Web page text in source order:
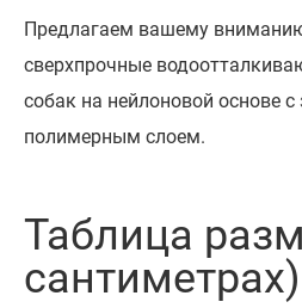
Предлагаем вашему
сверхпрочные
собак на нейлоновой основе
полимерным слоем.
любых условиях - он не
запахи, не тяжелеет в воде,
Таблица
сантиметрах)